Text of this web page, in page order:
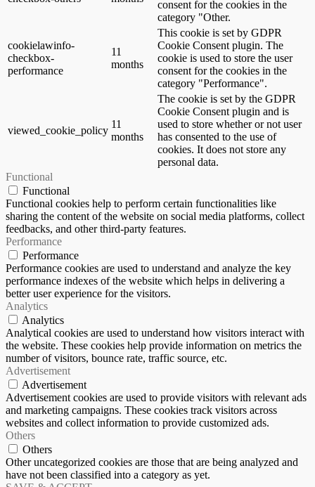
consent for the cookies in the
category "Other.
cookielawinfo-
checkbox-
performance
11
months
This cookie is set by GDPR
Cookie Consent plugin. The
cookie is used to store the user
consent for the cookies in the
category "Performance".
viewed_cookie_policy
11
months
The cookie is set by the GDPR
Cookie Consent plugin and is
used to store whether or not user
has consented to the use of
cookies. It does not store any
personal data.
Functional
Functional
Functional cookies help to perform certain functionalities like
sharing the content of the website on social media platforms, collect
feedbacks, and other third-party features.
Performance
Performance
Performance cookies are used to understand and analyze the key
performance indexes of the website which helps in delivering a
better user experience for the visitors.
Analytics
Analytics
Analytical cookies are used to understand how visitors interact with
the website. These cookies help provide information on metrics the
number of visitors, bounce rate, traffic source, etc.
Advertisement
Advertisement
Advertisement cookies are used to provide visitors with relevant ads
and marketing campaigns. These cookies track visitors across
websites and collect information to provide customized ads.
Others
Others
Other uncategorized cookies are those that are being analyzed and
have not been classified into a category as yet.